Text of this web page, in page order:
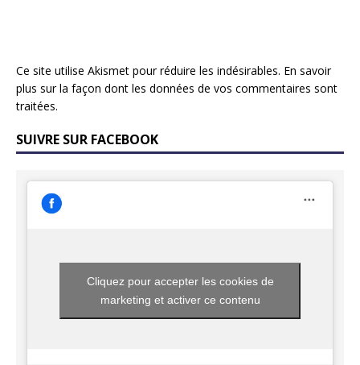
Ce site utilise Akismet pour réduire les indésirables. En savoir
plus sur la façon dont les données de vos commentaires sont
traitées.
SUIVRE SUR FACEBOOK
Cliquez pour accepter les cookies de
marketing et activer ce contenu